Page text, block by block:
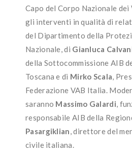
Capo del Corpo Nazionale
gli interventi in qualità di
del Dipartimento della
Nazionale, di Gianluca
della Sottocommissione AIB
Toscana e di Mirko Scala,
Federazione VAB Italia.
saranno Massimo Galardi,
responsabile AIB della
Pasargiklian, direttore del
civile italiana.